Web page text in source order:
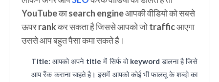
YouTubeकाsearch engineआपकी वीडियो को सबसे
ऊपर rank कर सकता है जिससे आपको जो traffic आएगा
उससे आप बहुत पैसा कमा सकते है।
Title: आपको अपने title में सिर्फ वो keyword डालना है जिसे
आप रैंक कराना चाहते है। इसमें आपको कोई भी फालतू के शब्दो का